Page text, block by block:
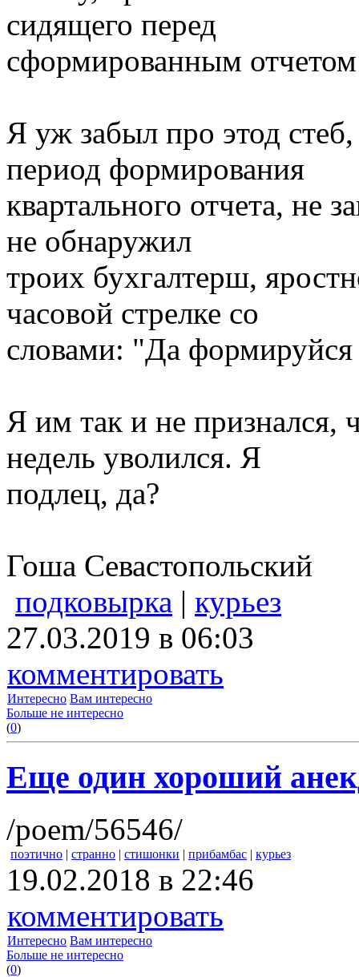
сидящего перед
сформированным
Я уж забыл про этод
период формирования
квартального отчета, не
не обнаружил
троих бухгалтерш,
часовой стрелке со
словами: "Да
Я им так и не признался,
недель уволился. Я
подлец, да?
Гоша Севастопольский
подковырка | курьез
27.03.2019 в 06:03
комментировать
Интересно Вам интересно
Больше не интересно
(0)
Еще один хороший
/poem/56546/
поэтично | странно | стишонки | прибамбас | курьез
19.02.2018 в 22:46
комментировать
Интересно Вам интересно
Больше не интересно
(0)